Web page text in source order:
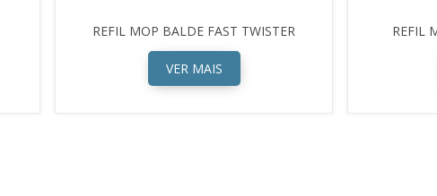
REFIL MOP BALDE FAST TWISTER
VER MAIS
REFIL